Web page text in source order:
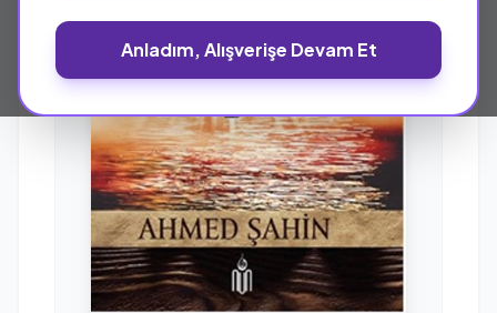
Anladım, Alışverişe Devam Et